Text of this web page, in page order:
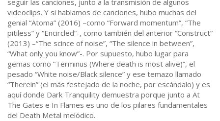
seguir las canciones, junto a la transmisión de algunos
videoclips. Y si hablamos de canciones, hubo muchas del
genial “Atoma” (2016) –como “Forward momentum”, “The
pitiless” y “Encircled”-, como también del anterior “Construct”
(2013) –“The scince of noise”, “The silence in between”,
“What only you know”-. Por supuesto, hubo lugar para
gemas como “Terminus (Where death is most alive)”, el
pesado “White noise/Black silence” y ese temazo llamado
“Therein” (el más festejado de la noche, por escándalo) y es
aquí donde Dark Tranquility demuestra porque junto a At
The Gates e In Flames es uno de los pilares fundamentales
del Death Metal melódico.